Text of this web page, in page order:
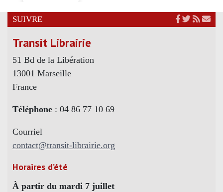
SUIVRE
Transit Librairie
51 Bd de la Libération
13001 Marseille
France
Téléphone : 04 86 77 10 69
Courriel
contact@transit-librairie.org
Horaires d’été
À partir du mardi 7 juillet